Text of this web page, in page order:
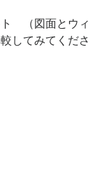
　（図面とウィ
してみてくださ